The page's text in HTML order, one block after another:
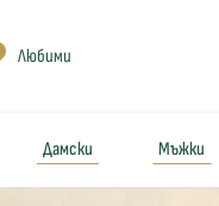
Любими
Дамски Мъжки